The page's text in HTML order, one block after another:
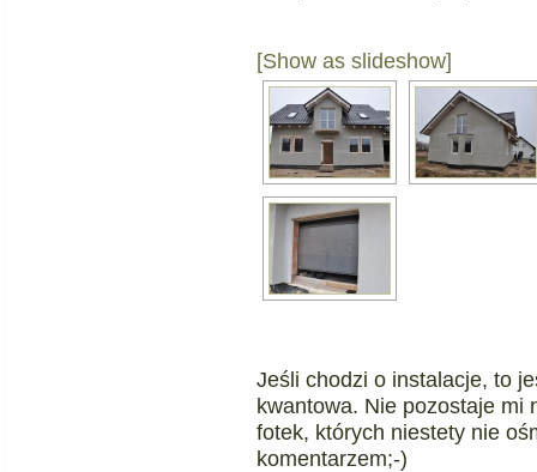
[Show as slideshow]
Jeśli chodzi o instalacje, to
kwantowa. Nie pozostaje mi
fotek, których niestety nie
komentarzem;-)